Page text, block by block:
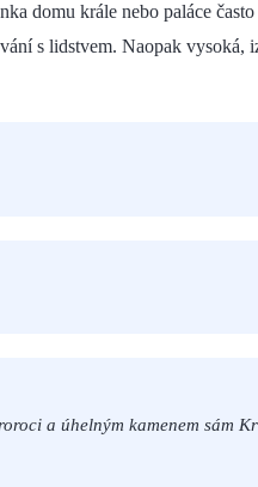
domu krále nebo paláce
s lidstvem. Naopak vysoká,
a úhelným kamenem sám